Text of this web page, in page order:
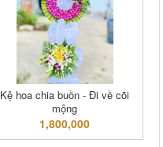
Kệ hoa chia buồn - Đi về cõi
mộng
1,800,000